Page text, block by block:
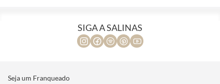
SIGA A SALINAS
Seja um Franqueado